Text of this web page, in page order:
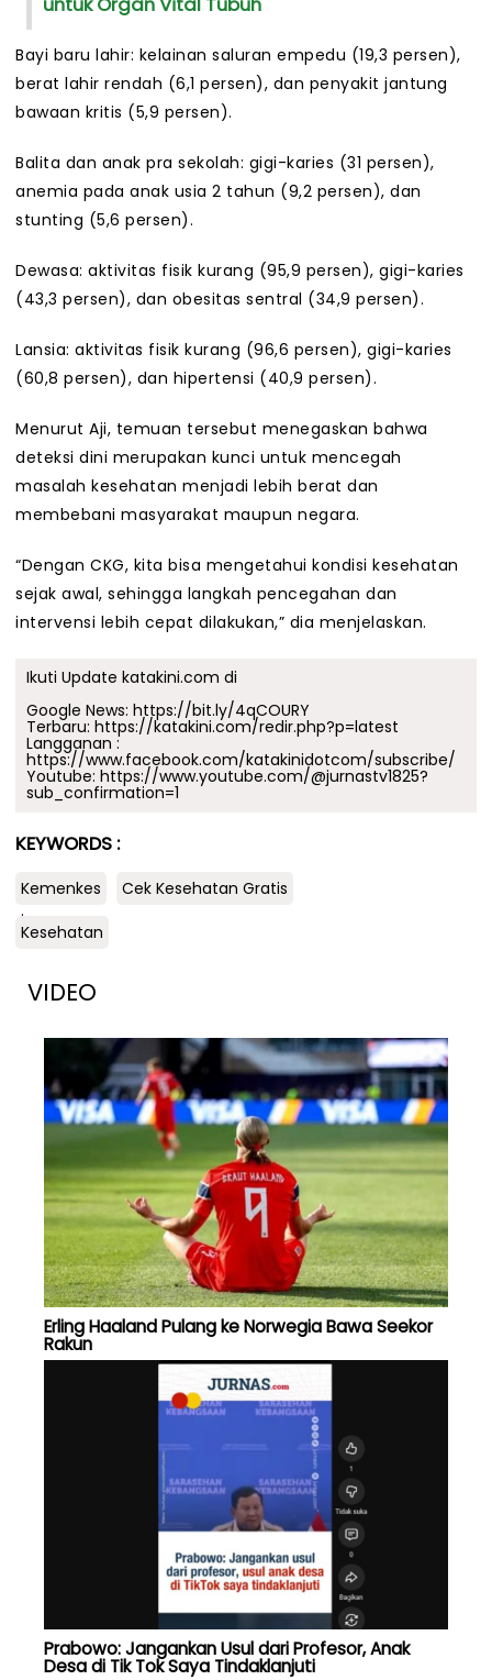
Bayi baru lahir: kelainan saluran empedu (19,3 persen),
berat lahir rendah (6,1 persen), dan penyakit jantung
bawaan kritis (5,9 persen).
Balita dan anak pra sekolah: gigi-karies (31 persen),
anemia pada anak usia 2 tahun (9,2 persen), dan
stunting (5,6 persen).
Dewasa: aktivitas fisik kurang (95,9 persen), gigi-karies
(43,3 persen), dan obesitas sentral (34,9 persen).
Lansia: aktivitas fisik kurang (96,6 persen), gigi-karies
(60,8 persen), dan hipertensi (40,9 persen).
Menurut Aji, temuan tersebut menegaskan bahwa
deteksi dini merupakan kunci untuk mencegah
masalah kesehatan menjadi lebih berat dan
membebani masyarakat maupun negara.
“Dengan CKG, kita bisa mengetahui kondisi kesehatan
sejak awal, sehingga langkah pencegahan dan
intervensi lebih cepat dilakukan,” dia menjelaskan.
Ikuti Update katakini.com di
Google News: https://bit.ly/4qCOURY
Terbaru: https://katakini.com/redir.php?p=latest
Langganan :
https://www.facebook.com/katakinidotcom/subscribe/
Youtube: https://www.youtube.com/@jurnastv1825?
sub_confirmation=1
KEYWORDS :
Kemenkes
Cek Kesehatan Gratis
.
Kesehatan
VIDEO
Erling Haaland Pulang ke Norwegia Bawa Seekor
Rakun
Prabowo: Jangankan Usul dari Profesor, Anak
Desa di Tik Tok Saya Tindaklanjuti